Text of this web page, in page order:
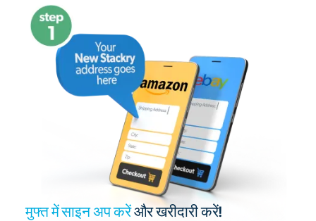
मुफ्त में साइन अप करेंऔर खरीदारी करें!